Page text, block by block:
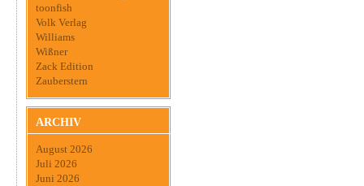
toonfish
Volk Verlag
Williams
Wißner
Zack Edition
Zauberstern
ARCHIV
August 2026
Juli 2026
Juni 2026